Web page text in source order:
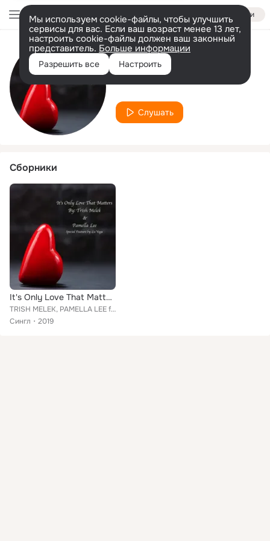
Войти
Мы используем cookie-файлы, чтобы улучшить
сервисы для вас. Если ваш возраст менее 13 лет,
настроить cookie-файлы должен ваш законный
представитель. Больше информации
Разрешить все Настроить
Исполнитель
LU VEGA
Слушать
Сборники
It's Only Love That Matters
TRISH MELEK, PAMELLA LEE feat. LU VEGA
Сингл
2019